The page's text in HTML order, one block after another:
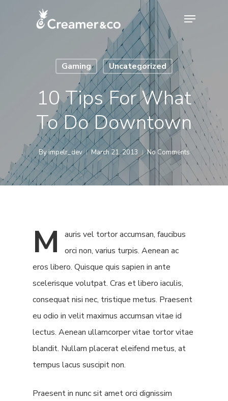
Menu
Gaming Uncategorized
10 Tips For What
To Do Downtown
Byimpelr_dev March 21, 2013 No Comments
M
auris vel tortor accumsan, faucibus
orci non, varius turpis. Aenean ac
eros libero. Quisque quis sapien in ante
scelerisque volutpat. Cras et libero iaculis,
consequat nisi nec, tristique metus. Praesent
eu odio in velit maximus accumsan vitae id
lectus. Aenean ullamcorper vitae tortor vitae
blandit. Nullam placerat eleifend metus, at
tempus lacus suscipit non.
Praesent in nunc sit amet orci dignissim